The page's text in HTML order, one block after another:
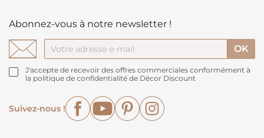
Abonnez-vous à notre newsletter !
J'accepte de recevoir des offres commerciales conformément à
la politique de confidentialité de Décor Discount
Suivez-nous !
FacebookYouTubePinterest